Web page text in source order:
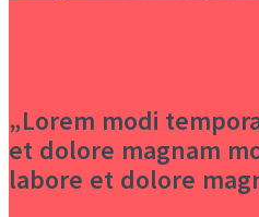
„Lorem modi
et dolore magnam
labore et dolore